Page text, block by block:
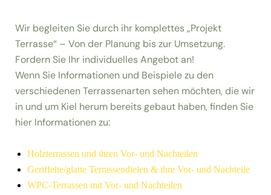
Wir begleiten Sie durch ihr komplettes „Projekt
Terrasse“ – Von der Planung bis zur Umsetzung.
Fordern Sie Ihr individuelles Angebot an!
Wenn Sie Informationen und Beispiele zu den
verschiedenen Terrassenarten sehen möchten, die wir
in und um Kiel herum bereits gebaut haben, finden Sie
hier Informationen zu:
Holzterrassen und ihren Vor- und Nachteilen
Geriffelte/glatte Terrassendielen & ihre Vor- und Nachteile
WPC-Terrassen mit Vor- und Nachteilen